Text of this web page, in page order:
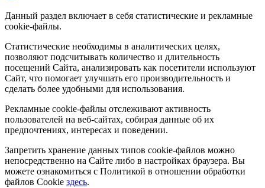
Данный раздел включает в себя статистические и рекламные
cookie-файлы.
Статистические необходимы в аналитических целях,
позволяют подсчитывать количество и длительность
посещений Сайта, анализировать как посетители используют
Сайт, что помогает улучшать его производительность и
сделать более удобными для использования.
Рекламные cookie-файлы отслеживают активность
пользователей на веб-сайтах, собирая данные об их
предпочтениях, интересах и поведении.
Запретить хранение данных типов cookie-файлов можно
непосредственно на Сайте либо в настройках браузера. Вы
можете ознакомиться с Политикой в отношении обработки
файлов Cookie здесь.